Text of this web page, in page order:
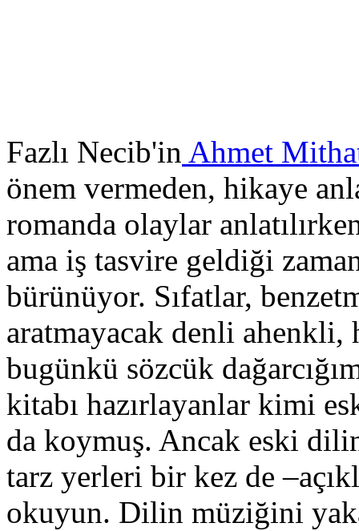
Fazlı Necib'in Ahmet
önem vermeden, hikaye
romanda olaylar
ama iş tasvire geldiği
bürünüyor. Sıfatlar,
aratmayacak denli
bugünkü sözcük
kitabı hazırlayanlar kimi
da koymuş. Ancak eski
tarz yerleri bir kez de
okuyun. Dilin müziğini